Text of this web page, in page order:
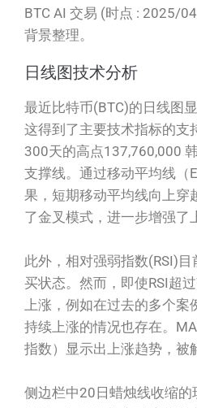
BTC AI 交易 (时点 : 2025/
背景整理。
日线图技术分析
最近比特币(BTC)的日线图
这得到了主要技术指标的支
300天的高点137,760,000
支撑线。通过移动平均线（
果，短期移动平均线向上穿
了金叉模式，进一步增强了
此外，相对强弱指数(RSI)
买状态。然而，即使RSI超
上涨，例如在过去的多个
持续上涨的情况也存在。
指数）显示出上涨趋势，被
侧边栏中20日蜡烛线收缩的